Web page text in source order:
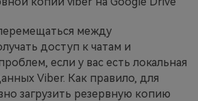
между
доступ к чатам и
если у вас есть локальная
Viber. Как правило, для
загрузить резервную копию